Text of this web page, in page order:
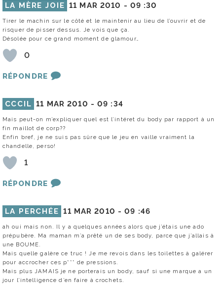
LA MÈRE JOIE 11 MAR 2010 - 09 :30
Tirer le machin sur le côté et le maintenir au lieu de l’ouvrir et de
risquer de pisser dessus. Je vois que ça.
Désolée pour ce grand moment de glamour…
0
RÉPONDRE
CCCIL 11 MAR 2010 -09 :34
Mais peut-on m’expliquer quel est l’intéret du body par rapport à un
fin maillot de corp??
Enfin bref, je ne suis pas sûre que le jeu en vaille vraiment la
chandelle, perso!
1
RÉPONDRE
LA PERCHÉE 11 MAR 2010 -09 :46
ah oui mais non. Il y a quelques années alors que j’étais une ado
prépubère. Ma maman m’a prêté un de ses body, parce que j’allais à
une BOUME.
Mais quelle galère ce truc ! Je me revois dans les toilettes à galérer
pour accrocher ces p*** de pressions.
Mais plus JAMAIS je ne porterais un body, sauf si une marque a un
jour l’intelligence d’en faire à crochets.